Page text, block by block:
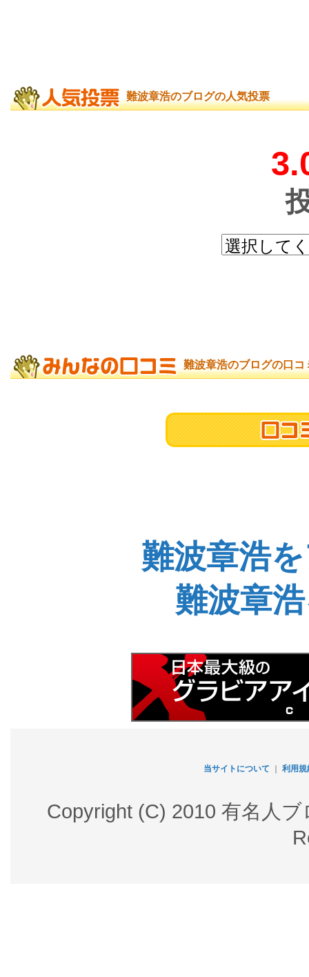
難波章浩のブログの人気投票
難波章浩のブログの口コ
難波章浩
難波章
当サイトについて 利用規
Copyright (C) 2010 有名人